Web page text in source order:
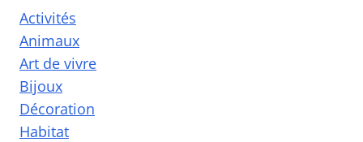
Activités
Animaux
Art de vivre
Bijoux
Décoration
Habitat